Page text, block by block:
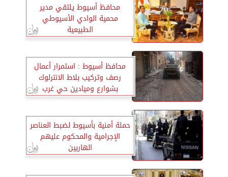
محافظ أسيوط يلتقي مدير
محمية الوادي الأسيوطي
الطبيعية
محافظ أسيوط : استمرار أعمال
رصف وتركيب بلاط الانترلوك
بشوارع وميادين حي غرب
حملة أمنية بأسيوط لضبط العناصر
الإجرامية والمحكوم عليهم
الهاربين